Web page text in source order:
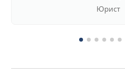
Юрист